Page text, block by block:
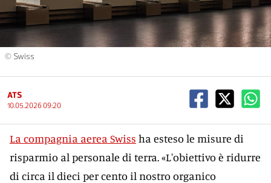
© Swiss
ATS
10.05.2026 09:20
La compagnia aerea Swiss ha esteso le misure di
risparmio al personale di terra. «L'obiettivo è ridurre
di circa il dieci per cento il nostro organico